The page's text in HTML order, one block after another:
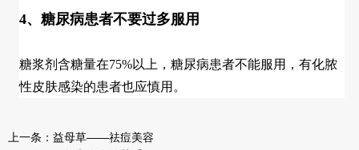
4、糖尿病患者不要过多服用
糖浆剂含糖量在75%以上，糖尿病患者不能服用，有化脓
性皮肤感染的患者也应慎用。
上一条： 益母草——祛痘美容